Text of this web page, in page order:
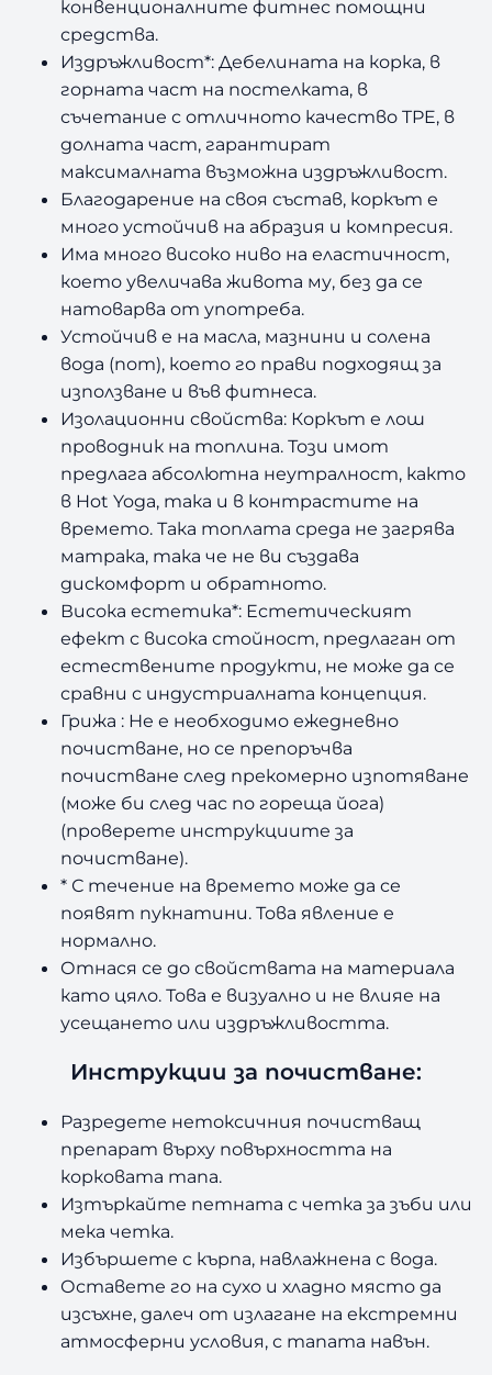
конвенционалните фитнес помощни
средства.
Издръжливост*: Дебелината на корка, в
горната част на постелката, в
съчетание с отличното качество TPE, в
долната част, гарантират
максималната възможна издръжливост.
Благодарение на своя състав, коркът е
много устойчив на абразия и компресия.
Има много високо ниво на еластичност,
което увеличава живота му, без да се
натоварва от употреба.
Устойчив е на масла, мазнини и солена
вода (пот), което го прави подходящ за
използване и във фитнеса.
Изолационни свойства: Коркът е лош
проводник на топлина. Този имот
предлага абсолютна неутралност, както
в Hot Yoga, така и в контрастите на
времето. Така топлата среда не загрява
матрака, така че не ви създава
дискомфорт и обратното.
Висока естетика*: Естетическият
ефект с висока стойност, предлаган от
естествените продукти, не може да се
сравни с индустриалната концепция.
Грижа : Не е необходимо ежедневно
почистване, но се препоръчва
почистване след прекомерно изпотяване
(може би след час по гореща йога)
(проверете инструкциите за
почистване).
* С течение на времето може да се
появят пукнатини. Това явление е
нормално.
Отнася се до свойствата на материала
като цяло. Това е визуално и не влияе на
усещането или издръжливостта.
Инструкции за почистване:
Разредете нетоксичния почистващ
препарат върху повърхността на
корковата тапа.
Изтъркайте петната с четка за зъби или
мека четка.
Избършете с кърпа, навлажнена с вода.
Оставете го на сухо и хладно място да
изсъхне, далеч от излагане на екстремни
атмосферни условия, с тапата навън.